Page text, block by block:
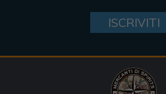
ISCRIVITI